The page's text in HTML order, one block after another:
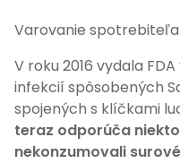
Varovanie spotrebiteľa
V roku 2016 vydala
infekcií spôsobených
spojených s klíčkami
teraz odporúča
nekonzumovali